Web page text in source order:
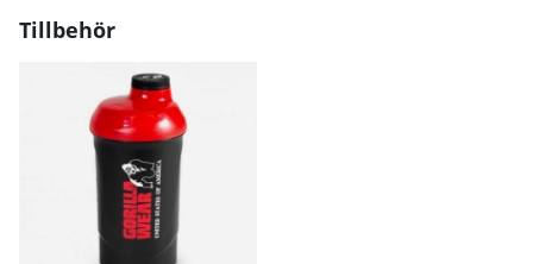
Tillbehör